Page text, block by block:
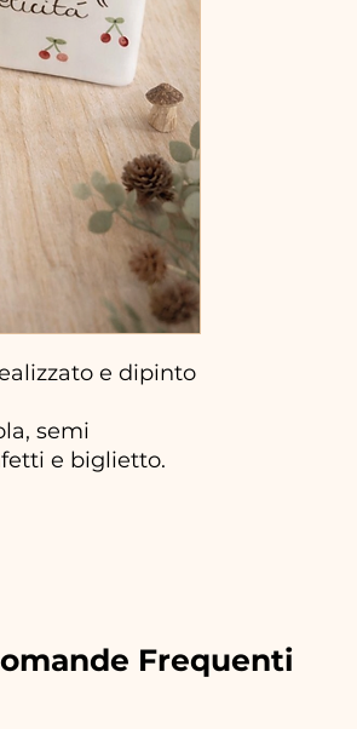
e dipinto
semi
e biglietto.
Frequenti